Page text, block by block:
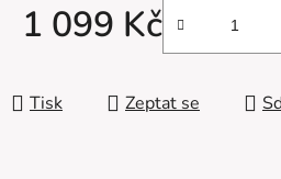
1 099 Kč
Tisk Zeptat se